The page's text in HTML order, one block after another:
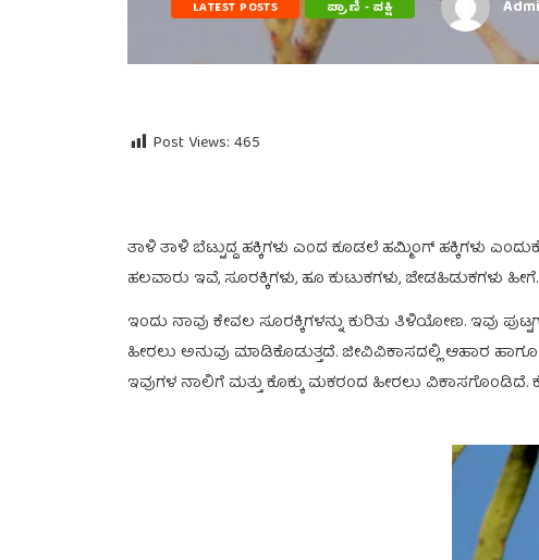
LATEST POSTS ಪ್ರಾಣಿ - ಪಕ್ಷಿ
Post Views: 465
ತಾಳಿ ತಾಳಿ ಬೆಟ್ಟುದ್ದ ಹಕ್ಕಿಗಳು ಎಂದ ಕೂಡಲೆ ಹಮ್ಮಿಂಗ್‍ ಹಕ್ಕಿಗಳು
ಹಲವಾರು ಇವೆ, ಸೂರಕ್ಕಿಗಳು, ಹೂ ಕುಟುಕಗಳು, ಜೇಡಹಿಡುಕಗಳು ಹೀಗೆ.
ಇಂದು ನಾವು ಕೇವಲ ಸೂರಕ್ಕಿಗಳನ್ನು ಕುರಿತು ತಿಳಿಯೋಣ. ಇವು
ಹೀರಲು ಅನುವು ಮಾಡಿಕೊಡುತ್ತದೆ. ಜೀವಿವಿಕಾಸದಲ್ಲಿ ಆಹಾರ
ಇವುಗಳ ನಾಲಿಗೆ ಮತ್ತು ಕೊಕ್ಕು ಮಕರಂದ ಹೀರಲು ವಿಕಾಸಗೊಂಡಿದೆ.